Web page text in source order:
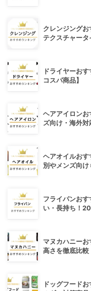
クレンジング
テクスチャータ
ドライヤーお
コスパ商品】
ヘアアイロン
ズ向け・海外対
ヘアオイルお
別やメンズ向け
フライパンお
い・長持ち！
マヌカハニー
高さを徹底比較
ドッグフード